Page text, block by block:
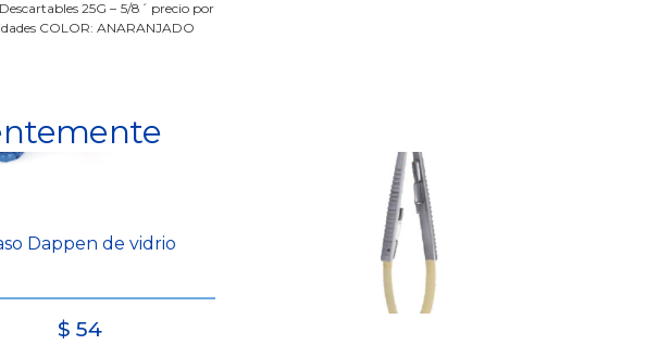
25G – 5/8´ precio por
COLOR: ANARANJADO
Dappen de vidrio
$54